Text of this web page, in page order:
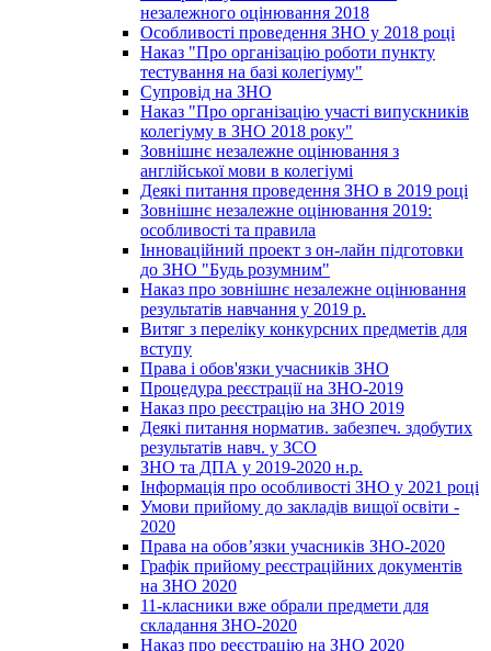
незалежного оцінювання 2018
Особливості проведення ЗНО у 2018 році
Наказ "Про організацію роботи пункту
тестування на базі колегіуму"
Супровід на ЗНО
Наказ "Про організацію участі випускників
колегіуму в ЗНО 2018 року"
Зовнішнє незалежне оцінювання з
англійської мови в колегіумі
Деякі питання проведення ЗНО в 2019 році
Зовнішнє незалежне оцінювання 2019:
особливості та правила
Інноваційний проект з он-лайн підготовки
до ЗНО "Будь розумним"
Наказ про зовнішнє незалежне оцінювання
результатів навчання у 2019 р.
Витяг з переліку конкурсних предметів для
вступу
Права і обов'язки учасників ЗНО
Процедура реєстрації на ЗНО-2019
Наказ про реєстрацію на ЗНО 2019
Деякі питання норматив. забезпеч. здобутих
результатів навч. у ЗСО
ЗНО та ДПА у 2019-2020 н.р.
Інформація про особливості ЗНО у 2021 році
Умови прийому до закладів вищої освіти -
2020
Права на обов’язки учасників ЗНО-2020
Графік прийому реєстраційних документів
на ЗНО 2020
11-класники вже обрали предмети для
складання ЗНО-2020
Наказ про реєстрацію на ЗНО 2020